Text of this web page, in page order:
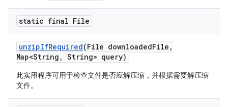
static final File
unzipIfRequired(File downloadedFile ,
Map<String , String> query)
此实用程序可用于检查文件是否应解压缩，并根据需要解压缩
文件。